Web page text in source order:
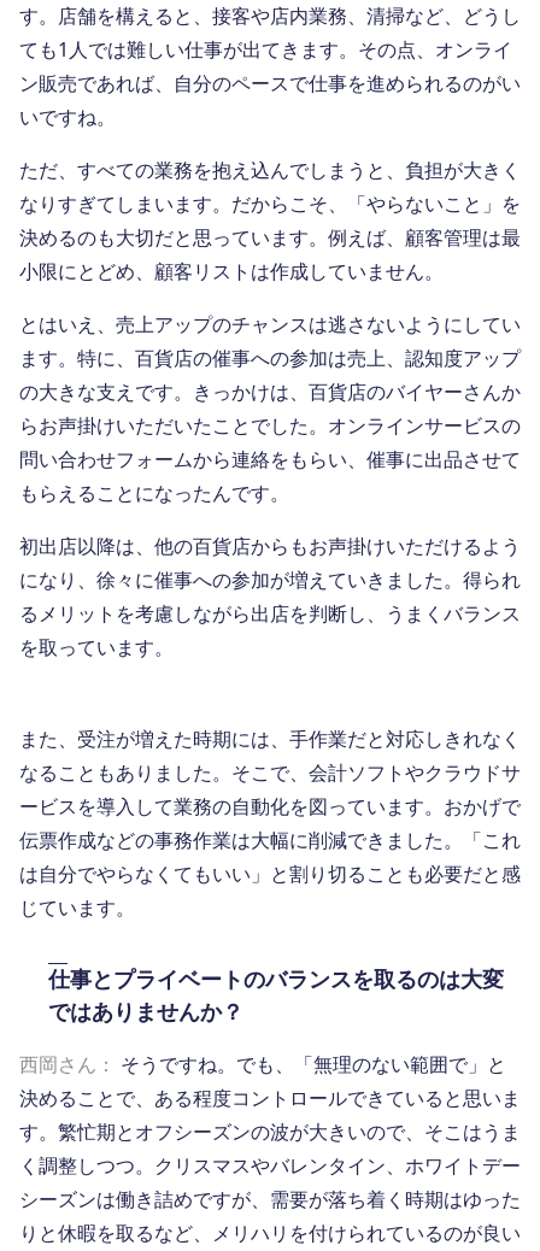
す。店舗を構えると、接客や店内業務、清掃など、どうし
ても1人では難しい仕事が出てきます。その点、オンライ
ン販売であれば、自分のペースで仕事を進められるのがい
いですね。
ただ、すべての業務を抱え込んでしまうと、負担が大きく
なりすぎてしまいます。だからこそ、「やらないこと」を
決めるのも大切だと思っています。例えば、顧客管理は最
小限にとどめ、顧客リストは作成していません。
とはいえ、売上アップのチャンスは逃さないようにしてい
ます。特に、百貨店の催事への参加は売上、認知度アップ
の大きな支えです。きっかけは、百貨店のバイヤーさんか
らお声掛けいただいたことでした。オンラインサービスの
問い合わせフォームから連絡をもらい、催事に出品させて
もらえることになったんです。
初出店以降は、他の百貨店からもお声掛けいただけるよう
になり、徐々に催事への参加が増えていきました。得られ
るメリットを考慮しながら出店を判断し、うまくバランス
を取っています。
また、受注が増えた時期には、手作業だと対応しきれなく
なることもありました。そこで、会計ソフトやクラウドサ
ービスを導入して業務の自動化を図っています。おかげで
伝票作成などの事務作業は大幅に削減できました。「これ
は自分でやらなくてもいい」と割り切ることも必要だと感
じています。
仕事とプライベートのバランスを取るのは大変
ではありませんか？
西岡さん： そうですね。でも、「無理のない範囲で」と
決めることで、ある程度コントロールできていると思いま
す。繁忙期とオフシーズンの波が大きいので、そこはうま
く調整しつつ。クリスマスやバレンタイン、ホワイトデー
シーズンは働き詰めですが、需要が落ち着く時期はゆった
りと休暇を取るなど、メリハリを付けられているのが良い